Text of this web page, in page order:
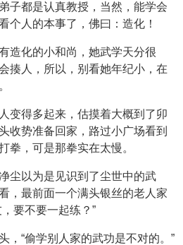
子都是认真教授，当然，能学会
个人的本事了，佛曰：造化！
造化的小和尚，她武学天分很
揍人，所以，别看她年纪小，在
变得多起来，估摸着大概到了卯
收势准备回家，路过小广场看到
拳，可是那拳实在太慢。
尘以为是见识到了尘世中的武
，最前面一个满头银丝的老人家
要不要一起练？”
，“偷学别人家的武功是不对的。”